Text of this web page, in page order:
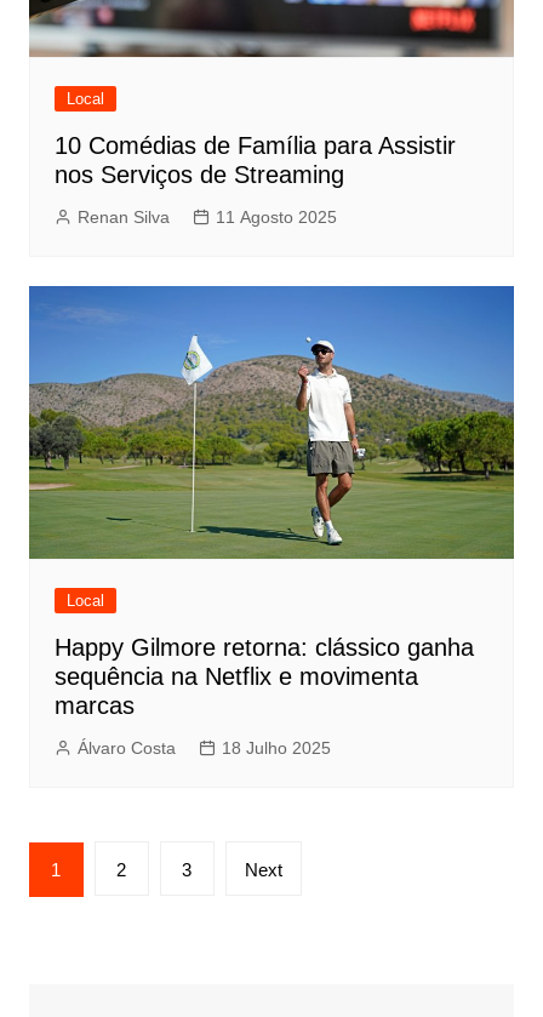
Local
10 Comédias de Família para Assistir
nos Serviços de Streaming
Renan Silva 11 Agosto 2025
Local
Happy Gilmore retorna: clássico ganha
sequência na Netflix e movimenta
marcas
Álvaro Costa 18 Julho 2025
Paginação
dos
1 2 3 Next